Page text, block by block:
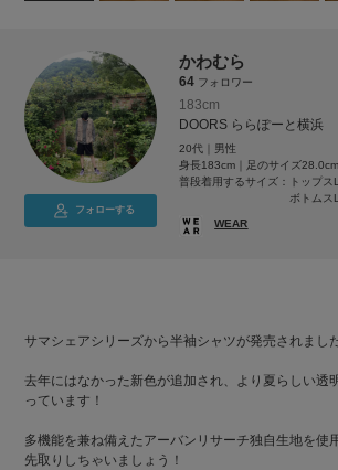
フォローする
かわむら
64 フォロワー
183cm
DOORS ららぽーと横浜
20代｜男性
身長183cm｜足のサイズ28.0cm
普段着用するサイズ：
トップス
ボトムス
WEAR
サマシェアシリーズから半袖シャツが発売されまし
去年にはなかった新色が追加され、より夏らしい透
っています！
多機能を兼ね備えたアーバンリサーチ独自生地を使
先取りしちゃいましょう！